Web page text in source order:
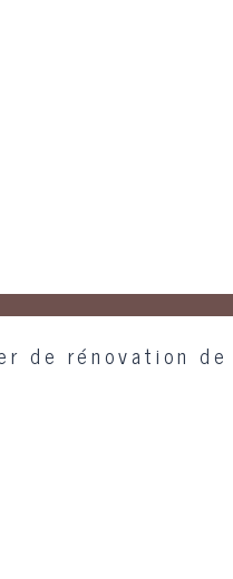
de rénovation